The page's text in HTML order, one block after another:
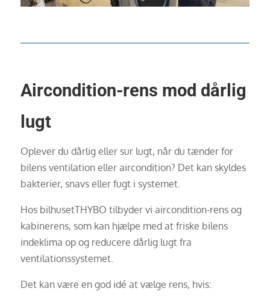
Aircondition-rens mod dårlig
lugt
Oplever du dårlig eller sur lugt, når du tænder for
bilens ventilation eller aircondition? Det kan skyldes
bakterier, snavs eller fugt i systemet.
Hos bilhusetTHYBO tilbyder vi aircondition-rens og
kabinerens, som kan hjælpe med at friske bilens
indeklima op og reducere dårlig lugt fra
ventilationssystemet.
Det kan være en god idé at vælge rens, hvis: